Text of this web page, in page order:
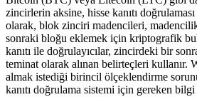
zincirlerin aksine, hisse kanıtı
olarak, blok zinciri madencileri,
sonraki bloğu eklemek için kriptografik
kanıtı ile doğrulayıcılar, zincirdeki bir
teminat olarak alınan belirteçleri kullanır.
almak istediği birincil ölçeklendirme
kanıtı doğrulama sistemi için gereken